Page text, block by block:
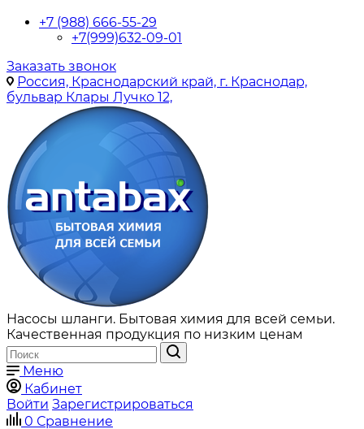
+7 (988) 666-55-29
+7(999)632-09-01
Заказать звонок
Россия, Краснодарский край, г. Краснодар,
бульвар Клары Лучко 12,
Насосы шланги. Бытовая химия для всей семьи.
Качественная продукция по низким ценам
Меню
Кабинет
Войти Зарегистрироваться
0 Сравнение